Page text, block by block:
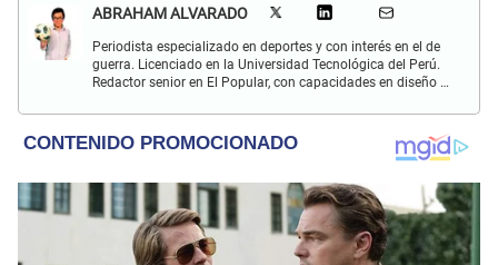
ABRAHAM ALVARADO
Periodista especializado en deportes y con interés en el de
guerra. Licenciado en la Universidad Tecnológica del Perú.
Redactor senior en El Popular, con capacidades en diseño y
cultural.